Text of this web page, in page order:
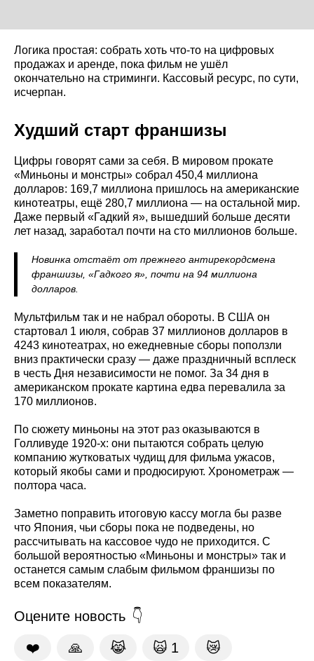
Логика простая: собрать хоть что-то на цифровых
продажах и аренде, пока фильм не ушёл
окончательно на стриминги. Кассовый ресурс, по сути,
исчерпан.
Худший старт франшизы
Цифры говорят сами за себя. В мировом прокате
«Миньоны и монстры» собрал 450,4 миллиона
долларов: 169,7 миллиона пришлось на американские
кинотеатры, ещё 280,7 миллиона — на остальной мир.
Даже первый «Гадкий я», вышедший больше десяти
лет назад, заработал почти на сто миллионов больше.
Новинка отстаёт от прежнего антирекордсмена
франшизы, «Гадкого я», почти на 94 миллиона
долларов.
Мультфильм так и не набрал обороты. В США он
стартовал 1 июля, собрав 37 миллионов долларов в
4243 кинотеатрах, но ежедневные сборы поползли
вниз практически сразу — даже праздничный всплеск
в честь Дня независимости не помог. За 34 дня в
американском прокате картина едва перевалила за
170 миллионов.
По сюжету миньоны на этот раз оказываются в
Голливуде 1920-х: они пытаются собрать целую
компанию жутковатых чудищ для фильма ужасов,
который якобы сами и продюсируют. Хронометраж —
полтора часа.
Заметно поправить итоговую кассу могла бы разве
что Япония, чьи сборы пока не подведены, но
рассчитывать на кассовое чудо не приходится. С
большой вероятностью «Миньоны и монстры» так и
останется самым слабым фильмом франшизы по
всем показателям.
Оцените новость
❤️ 🙏 😹 🙀 1 😿